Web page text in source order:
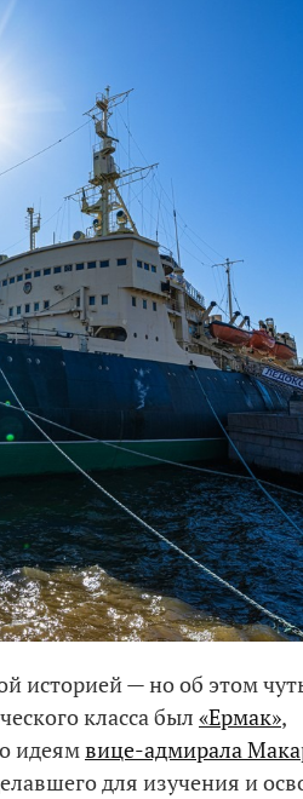
историей — но об этом
класса был «Ермак»,
идеямвице-адмирала
для изучения и